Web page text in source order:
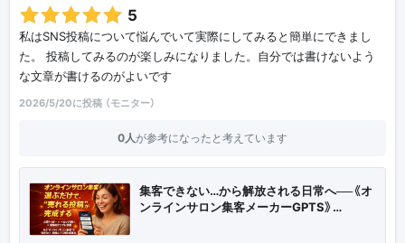
5
私はSNS投稿について悩んでいて実際にしてみると簡単にできまし
た。 投稿してみるのが楽しみになりました。自分では書けないよう
な文章が書けるのがよいです
2026/5/20に投稿 （モニター）
0人が参考になったと考えています
集客できない…から解放される日常へ──《オ
ンラインサロン集客メーカーGPTS》…